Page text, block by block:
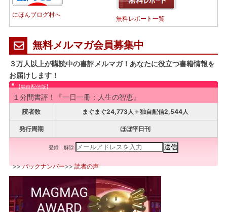
にほんブログ村へ
無料レポート一覧
無料メルマガ会員募集中
３万人以上が購読中の書評メルマガ！あなたに役立つ書籍情報を
お届けします！
【独自配信版】
１分間書評！『一日一冊：人生の智恵』
読者数 まぐまぐ24,773人＋独自配信2,544人
発行周期 ほぼ平日刊
登録 解除
>>バックナンバー>>読者の声